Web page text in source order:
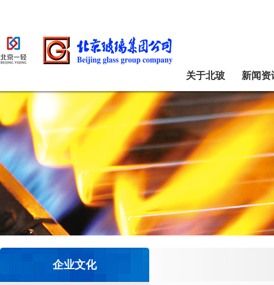
关于北玻 新闻资
企业文化